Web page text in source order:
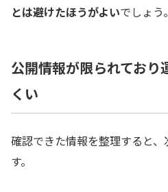
とは避けたほうがよいでしょう。
公開情報が限られており
くい
確認できた情報を整理すると
す。